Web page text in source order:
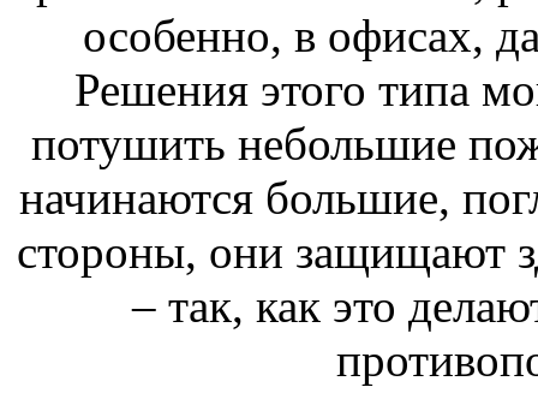
особенно, в офисах,
Решения этого типа
потушить небольшие
начинаются большие,
стороны, они защищают
– так, как это